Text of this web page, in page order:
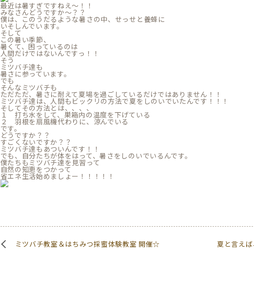
最近は暑すぎですねえ～！！
みなさんどうですか～？？
僕は、このうだるような暑さの中、せっせと養蜂に
いそしんでいます。
そして
この暑い季節、
暑くて、困っているのは
人間だけではないんですっ！！
そう
ミツバチ達も
暑さに参っています。
でも
そんなミツバチも
ただただ、暑さに耐えて夏場を過ごしているだけではありません！！
ミツバチ達は、人間もビックリの方法で夏をしのいでいたんです！！！
そしてその方法とは、、、、
１ 打ち水をして、巣箱内の温度を下げている
２ 羽根を扇風機代わりに、涼んでいる
です。
どうですか？？
すごくないですか？？
ミツバチ達もあついんです！！
でも、自分たちが体をはって、暑さをしのいでいるんです。
僕たちもミツバチ達を見習って
自然の知恵をつかって
省エネ生活始めましょー！！！！！
ミツバチ教室＆はちみつ採蜜体験教室 開催☆ 夏と言え